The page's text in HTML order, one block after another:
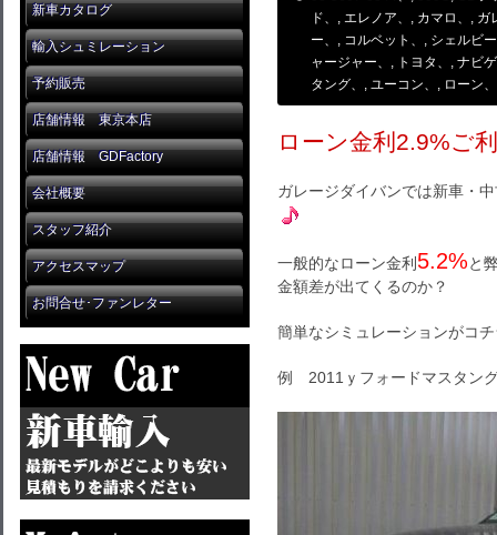
新車カタログ
輸入シュミレーション
予約販売
店舗情報 東京本店
店舗情報 GDFactory
会社概要
スタッフ紹介
アクセスマップ
お問合せ･ファンレター
ド、 , エレノア、 , カマロ、 , ガ
ー、 , コルベット、 , シェルビ
ャージャー、 , トヨタ、 , ナビ
タング、 , ユーコン、 , ローン、
ローン金利2.9%ご
ガレージダイバンでは新車・
一般的なローン金利 5.2%と
金額差が出てくるのか？
簡単なシミュレーションがコ
例 2011ｙフォードマスタン